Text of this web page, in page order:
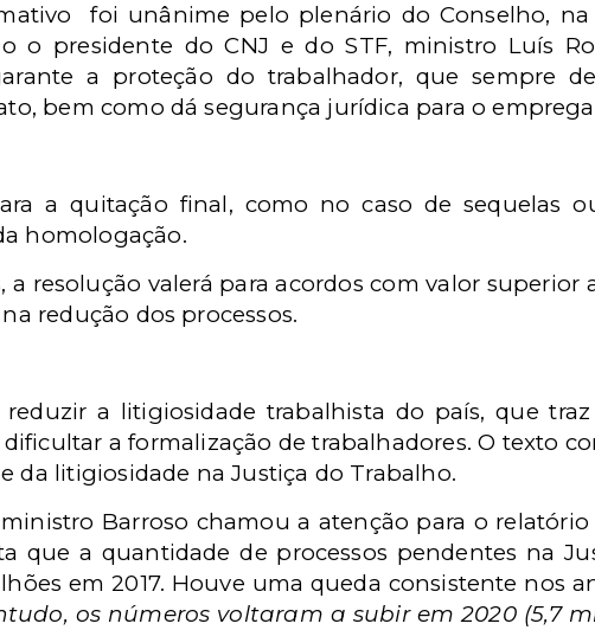
foi unânime pelo plenário do Conselho, na
o presidente do CNJ e do STF, ministro Luís
a proteção do trabalhador, que sempre
bem como dá segurança jurídica para o
a quitação final, como no caso de sequelas
homologação.
a resolução valerá para acordos com valor superior
redução dos processos.
a litigiosidade trabalhista do país, que
a formalização de trabalhadores. O texto
da litigiosidade na Justiça do Trabalho.
Barroso chamou a atenção para o
que a quantidade de processos pendentes na
em 2017. Houve uma queda consistente nos
os números voltaram a subir em 2020 (5,7